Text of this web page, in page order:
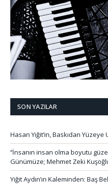
SON YAZILAR
Hasan Yiğit’in, Baskıdan
‘’İnsanın insan olma boyutu
Günümüze; Mehmet Zeki
Yiğit Aydın’ın Kaleminden: Baş